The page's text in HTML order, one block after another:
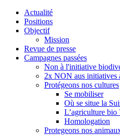
Actualité
Positions
Objectif
Mission
Revue de presse
Campagnes passées
Non à l'initiative
2x NON aus initiatives
Protégeons nos cultures
Se mobiliser
Où se situe la
L’agriculture bio
Homologation
Protegeons nos